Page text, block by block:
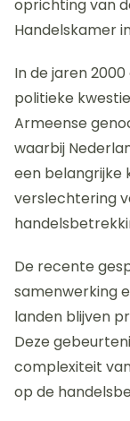
oprichting van
Handelskamer in
In de jaren
politieke
Armeense
waarbij
een belangrijke
verslechtering
De recente
samenwerking
landen blijven
Deze
complexiteit
op de